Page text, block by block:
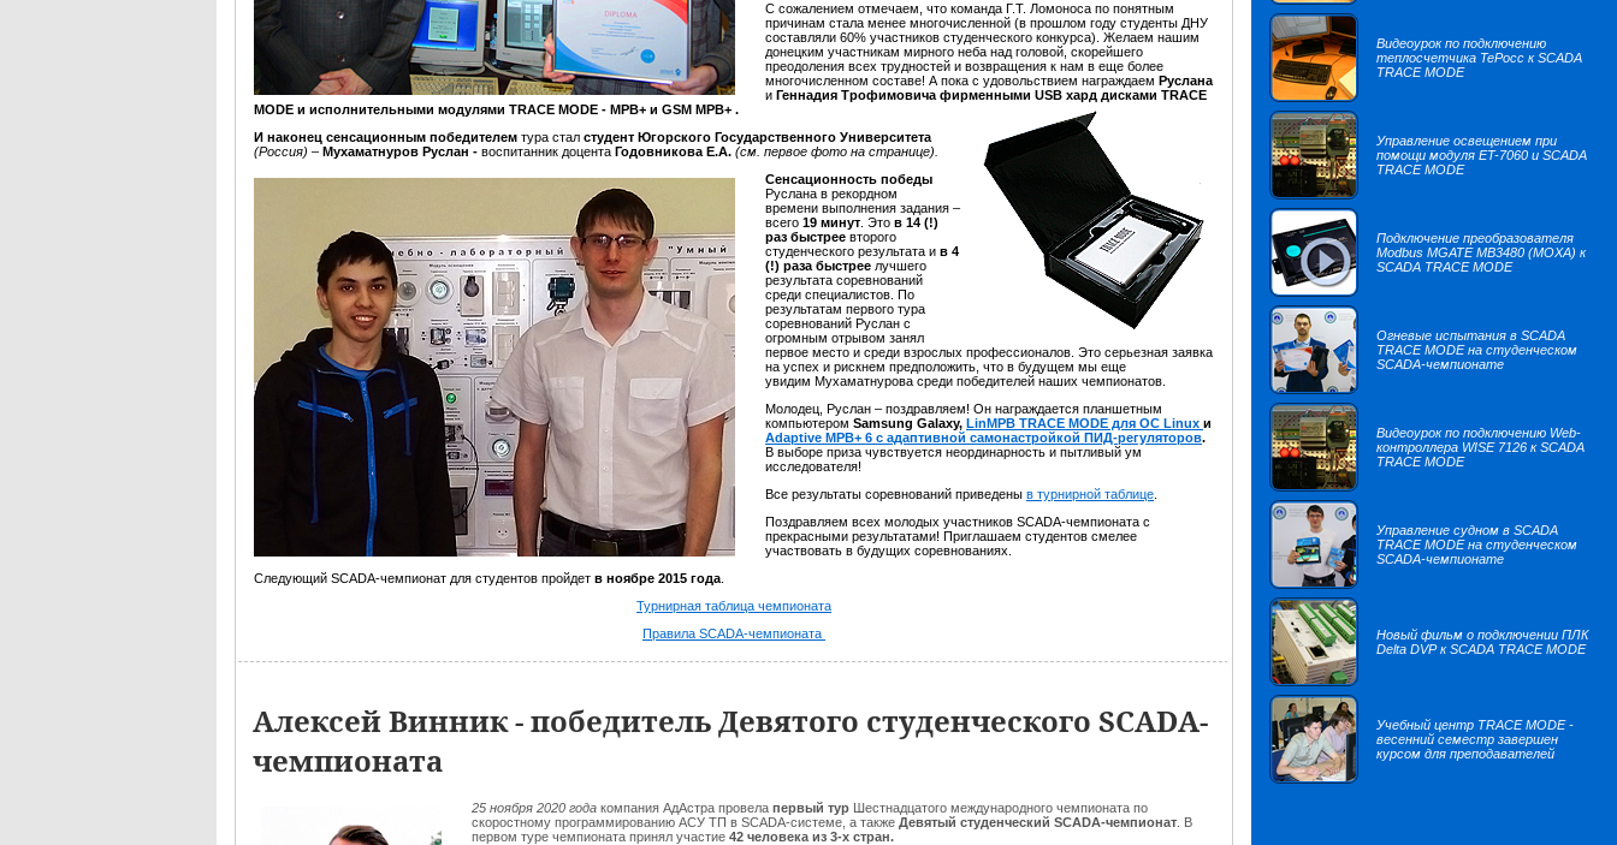
С сожалением отмечаем, что команда Г.Т. Ломоноса по понятным
причинам стала менее многочисленной (в прошлом году студенты ДНУ
составляли 60% участников студенческого конкурса). Желаем нашим
донецким участникам мирного неба над головой, скорейшего
преодоления всех трудностей и возвращения к нам в еще более
многочисленном составе! А пока с удовольствием награждаем Руслана
и Геннадия Трофимовича фирменными USB хард дисками TRACE
MODE и исполнительными модулями TRACE MODE - МРВ+ и GSM МРВ+ .
И наконец сенсационным победителем тура стал студент Югорского Государственного Университета
(Россия) – Мухаматнуров Руслан - воспитанник доцента Годовникова Е.А. (см. первое фото на странице).
Сенсационность победы
Руслана в рекордном
времени выполнения задания –
всего 19 минут . Это в 14 (!)
раз быстрее второго
студенческого результата и в 4
(!) раза быстрее лучшего
результата соревнований
среди специалистов. По
результатам первого тура
соревнований Руслан с
огромным отрывом занял
первое место и среди взрослых профессионалов. Это серьезная заявка
на успех и рискнем предположить, что в будущем мы еще
увидим Мухаматнурова среди победителей наших чемпионатов.
Молодец, Руслан – поздравляем! Он награждается планшетным
компьютером Samsung Galaxy, LinМРВ TRACE MODE для ОС Linux и
Adaptive МРВ+ 6 с адаптивной самонастройкой ПИД-регуляторов.
В выборе приза чувствуется неординарность и пытливый ум
исследователя!
Все результаты соревнований приведены в турнирной таблице
Поздравляем всех молодых участников SCADA-чемпионата с
прекрасными результатами! Приглашаем студентов смелее
участвовать в будущих соревнованиях.
Следующий SCADA-чемпионат для студентов пройдет в ноябре 2015 года
Турнирная таблица чемпионата
Правила SCADA-чемпионата
Алексей Винник - победитель Девятого студенческого SCADA-
чемпионата
25 ноября 2020 года компания АдАстра провела первый тур Шестнадцатого международного чемпионата по
скоростному программированию АСУ ТП в SCADA-системе, а также Девятый студенческий SCADA-чемпионат . В
первом туре чемпионата принял участие 42 человека из 3-х стран.
Видеоурок по подключению
теплосчетчика TePocc к SCADA
TRACE MODE
Управление освещением при
помощи модуля ET-7060 и SCADA
TRACE MODE
Подключение преобразователя
Modbus MGATE MB3480 (MOXA) к
SCADA TRACE MODE
Огневые испытания в SCADA
TRACE MODE на студенческом
SCADA-чемпионате
Видеоурок по подключению Web-
контроллера WISE 7126 к SCADA
TRACE MODE
Управление судном в SCADA
TRACE MODE на студенческом
SCADA-чемпионате
Новый фильм о подключении ПЛК
Delta DVP к SCADA TRACE MODE
Учебный центр TRACE MODE -
весенний семестр завершен
курсом для преподавателей